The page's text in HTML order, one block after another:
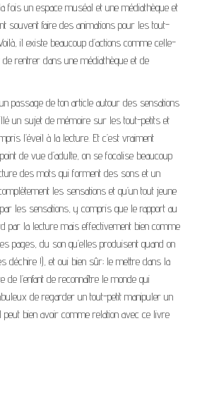
fois un espace muséal et une médiathèque et
souvent faire des animations pour les tout-
il existe beaucoup d’actions comme celle-
rentrer dans une médiathèque et de
passage de ton article autour des sensations
un sujet de mémoire sur les tout-petits et
l’éveil à la lecture. Et c’est vraiment
de vue d’adulte, on se focalise beaucoup
des mots qui forment des sons et un
les sensations et qu’un tout jeune
les sensations, y compris que le rapport au
par la lecture mais effectivement bien comme
pages, du son qu’elles produisent quand on
déchire !), et oui bien sûr; le mettre dans la
de l’enfant de reconnaître le monde qui
de regarder un tout-petit manipuler un
peut bien avoir comme relation avec ce livre